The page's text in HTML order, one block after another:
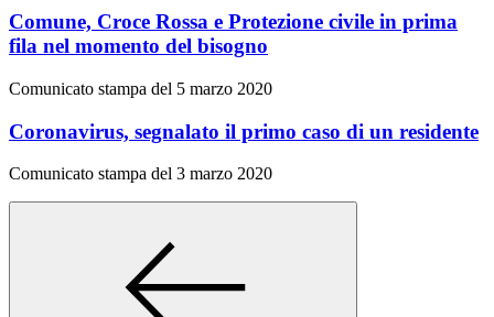
Comune, Croce Rossa e Protezione civile in prima
fila nel momento del bisogno
Comunicato stampa del 5 marzo 2020
Coronavirus, segnalato il primo caso di un residente
Comunicato stampa del 3 marzo 2020